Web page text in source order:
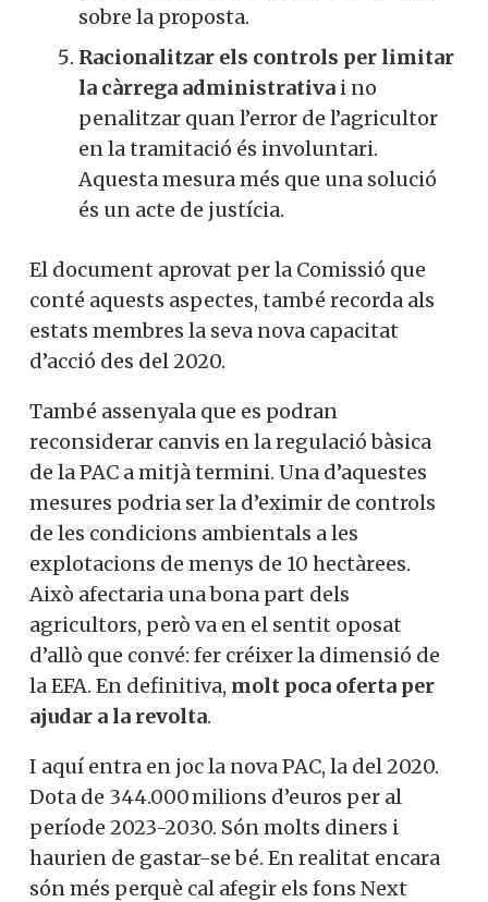
sobre la proposta.
Racionalitzar els controls per limitar
la càrrega administrativa i no
penalitzar quan l’error de l’agricultor
en la tramitació és involuntari.
Aquesta mesura més que una solució
és un acte de justícia.
El document aprovat per la Comissió que
conté aquests aspectes, també recorda als
estats membres la seva nova capacitat
d’acció des del 2020.
També assenyala que es podran
reconsiderar canvis en la regulació bàsica
de la PAC a mitjà termini. Una d’aquestes
mesures podria ser la d’eximir de controls
de les condicions ambientals a les
explotacions de menys de 10 hectàrees.
Això afectaria una bona part dels
agricultors, però va en el sentit oposat
d’allò que convé: fer créixer la dimensió de
la EFA. En definitiva, molt poca oferta per
ajudar a la revolta.
I aquí entra en joc la nova PAC, la del 2020.
Dota de 344.000 milions d’euros per al
període 2023-2030. Són molts diners i
haurien de gastar-se bé. En realitat encara
són més perquè cal afegir els fons Next